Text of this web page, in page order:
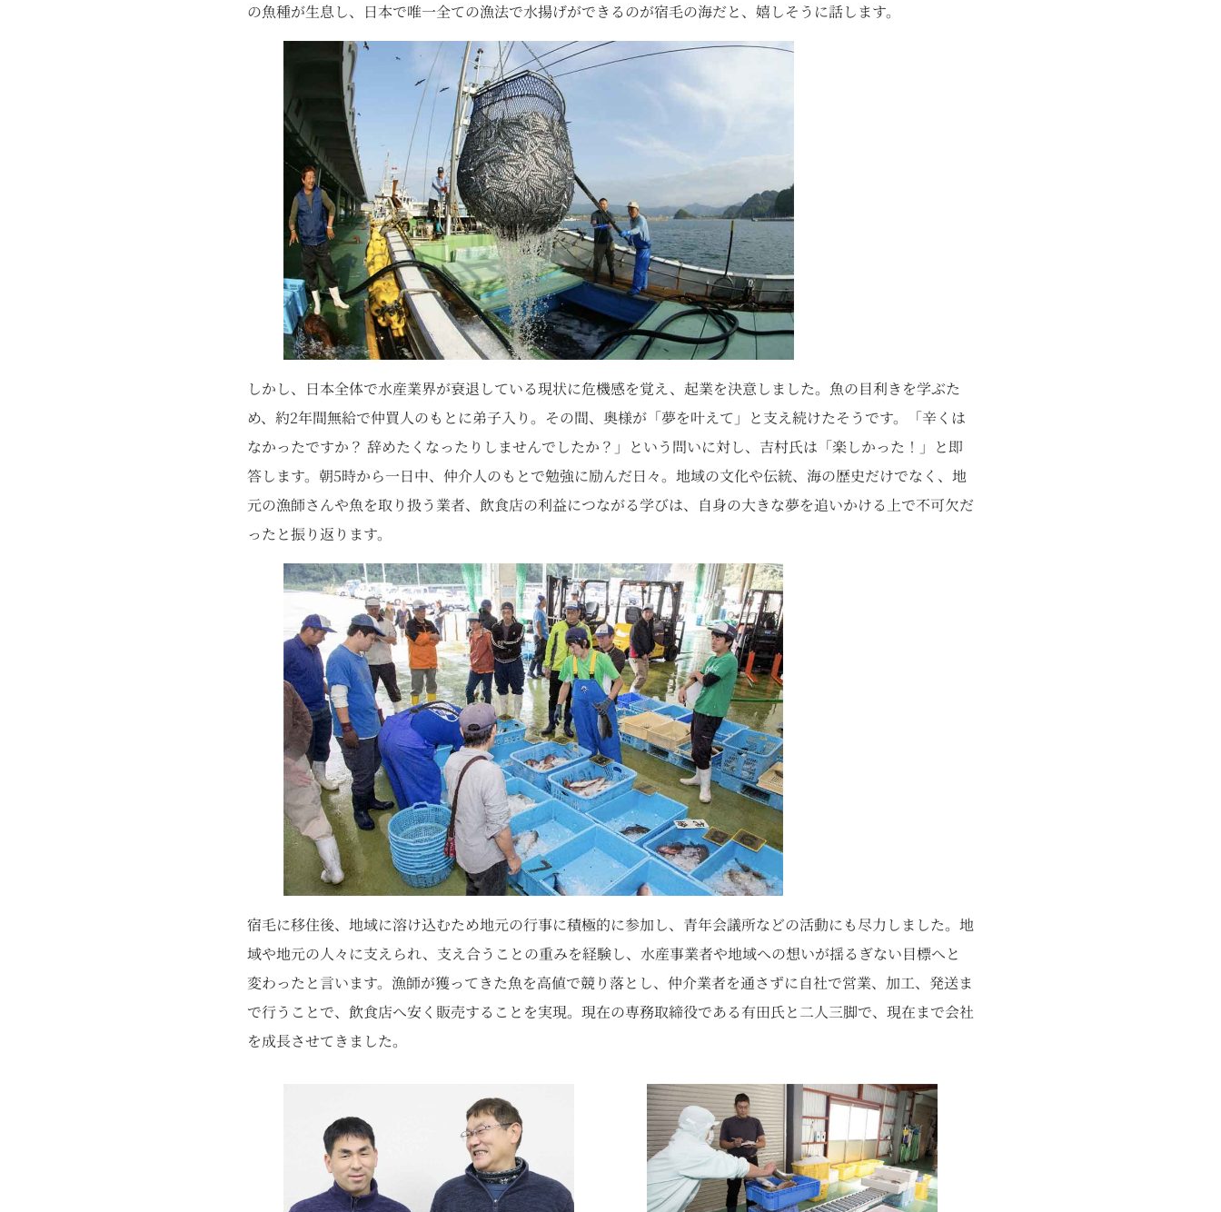
の魚種が生息し、日本で唯一全ての漁法で水揚げができるのが宿毛の海だと、嬉しそうに話します。
しかし、日本全体で水産業界が衰退している現状に危機感を覚え、起業を決意しました。魚の目利きを学ぶた
め、約2年間無給で仲買人のもとに弟子入り。その間、奥様が「夢を叶えて」と支え続けたそうです。「辛くは
なかったですか？ 辞めたくなったりしませんでしたか？」という問いに対し、吉村氏は「楽しかった！」と即
答します。朝5時から一日中、仲介人のもとで勉強に励んだ日々。地域の文化や伝統、海の歴史だけでなく、地
元の漁師さんや魚を取り扱う業者、飲食店の利益につながる学びは、自身の大きな夢を追いかける上で不可欠だ
ったと振り返ります。
宿毛に移住後、地域に溶け込むため地元の行事に積極的に参加し、青年会議所などの活動にも尽力しました。地
域や地元の人々に支えられ、支え合うことの重みを経験し、水産事業者や地域への想いが揺るぎない目標へと
変わったと言います。漁師が獲ってきた魚を高値で競り落とし、仲介業者を通さずに自社で営業、加工、発送ま
で行うことで、飲食店へ安く販売することを実現。現在の専務取締役である有田氏と二人三脚で、現在まで会社
を成長させてきました。